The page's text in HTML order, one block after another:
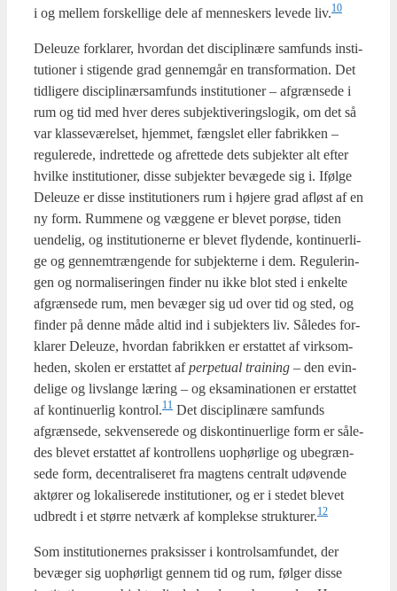
i og mel­lem for­skel­li­ge dele af men­ne­skers leve­de liv.10
Deleuze for­kla­rer, hvor­dan det disci­pli­næ­re sam­funds insti­
tu­tio­ner i sti­gen­de grad gen­nem­går en trans­for­ma­tion. Det
tid­li­ge­re disci­pli­nær­sam­funds insti­tu­tio­ner – afgræn­se­de i
rum og tid med hver deres sub­jek­ti­ve­rings­lo­gik, om det så
var klas­se­væ­rel­set, hjem­met, fængs­let eller fabrik­ken –
regu­le­re­de, ind­ret­te­de og afret­te­de dets sub­jek­ter alt efter
hvil­ke insti­tu­tio­ner, dis­se sub­jek­ter bevæ­ge­de sig i. Iføl­ge
Deleuze er dis­se insti­tu­tio­ners rum i høje­re grad afløst af en
ny form. Rum­me­ne og væg­ge­ne er ble­vet por­ø­se, tiden
uen­de­lig, og insti­tu­tio­ner­ne er ble­vet fly­den­de, kon­ti­nu­er­li­
ge og gen­nem­træn­gen­de for sub­jek­ter­ne i dem. Regu­le­rin­
gen og nor­ma­li­se­rin­gen fin­der nu ikke blot sted i enkel­te
afgræn­se­de rum, men bevæ­ger sig ud over tid og sted, og
fin­der på den­ne måde altid ind i sub­jek­ters liv. Såle­des for­
kla­rer Deleuze, hvor­dan fabrik­ken er erstat­tet af virk­som­
he­den, sko­len er erstat­tet afper­pe­tu­al trai­ning – den evin­
de­li­ge og livslan­ge læring – og eksa­mi­na­tio­nen er erstat­tet
af kon­ti­nu­er­lig kontrol.11 Det disci­pli­næ­re sam­funds
afgræn­se­de, sekven­se­re­de og dis­kon­ti­nu­er­li­ge form er såle­
des ble­vet erstat­tet af kon­trol­lens uop­hør­li­ge og ube­græn­
se­de form, decen­tra­li­se­ret fra mag­tens cen­tralt udø­ven­de
aktø­rer og loka­li­se­re­de insti­tu­tio­ner, og er i ste­det ble­vet
udbredt i et stør­re net­værk af kom­plek­se strukturer.12
Som insti­tu­tio­ner­nes prak­sis­ser i kon­trol­sam­fun­det, der
bevæ­ger sig uop­hør­ligt gen­nem tid og rum, føl­ger dis­se